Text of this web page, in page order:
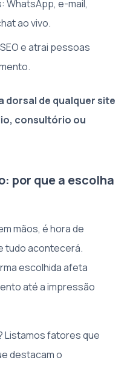
WhatsApp, e-mail,
ao vivo.
e atrai pessoas
dorsal de qualquer site
consultório ou
por que a escolha
mãos, é hora de
tudo acontecerá.
escolhida afeta
até a impressão
Listamos fatores que
destacam o